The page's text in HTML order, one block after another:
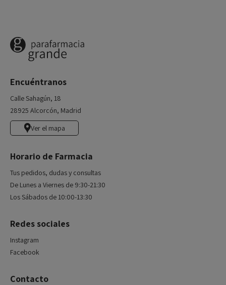
Encuéntranos
Calle Sahagún, 18
28925 Alcorcón, Madrid
Ver el mapa
Horario de Farmacia
Tus pedidos, dudas y consultas
De Lunes a Viernes de 9:30-21:30
Los Sábados de 10:00-13:30
Redes sociales
Instagram
Facebook
Contacto